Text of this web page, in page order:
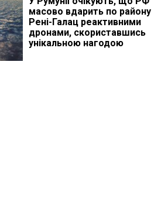
масово вдарить по району
Рені-Галац реактивними
дронами, скориставшись
унікальною нагодою